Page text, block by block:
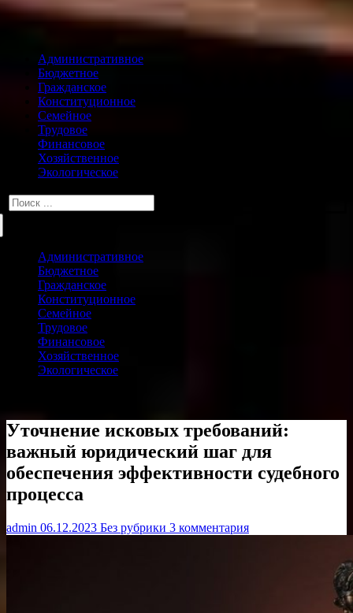
Административное
Бюджетное
Гражданское
Конституционное
Семейное
Трудовое
Финансовое
Хозяйственное
Экологическое
Искать:
Административное
Бюджетное
Гражданское
Конституционное
Семейное
Трудовое
Финансовое
Хозяйственное
Экологическое
Уточнение исковых требований:
важный юридический шаг для
обеспечения эффективности судебного
процесса
admin 06.12.2023 Без рубрики 3 комментария